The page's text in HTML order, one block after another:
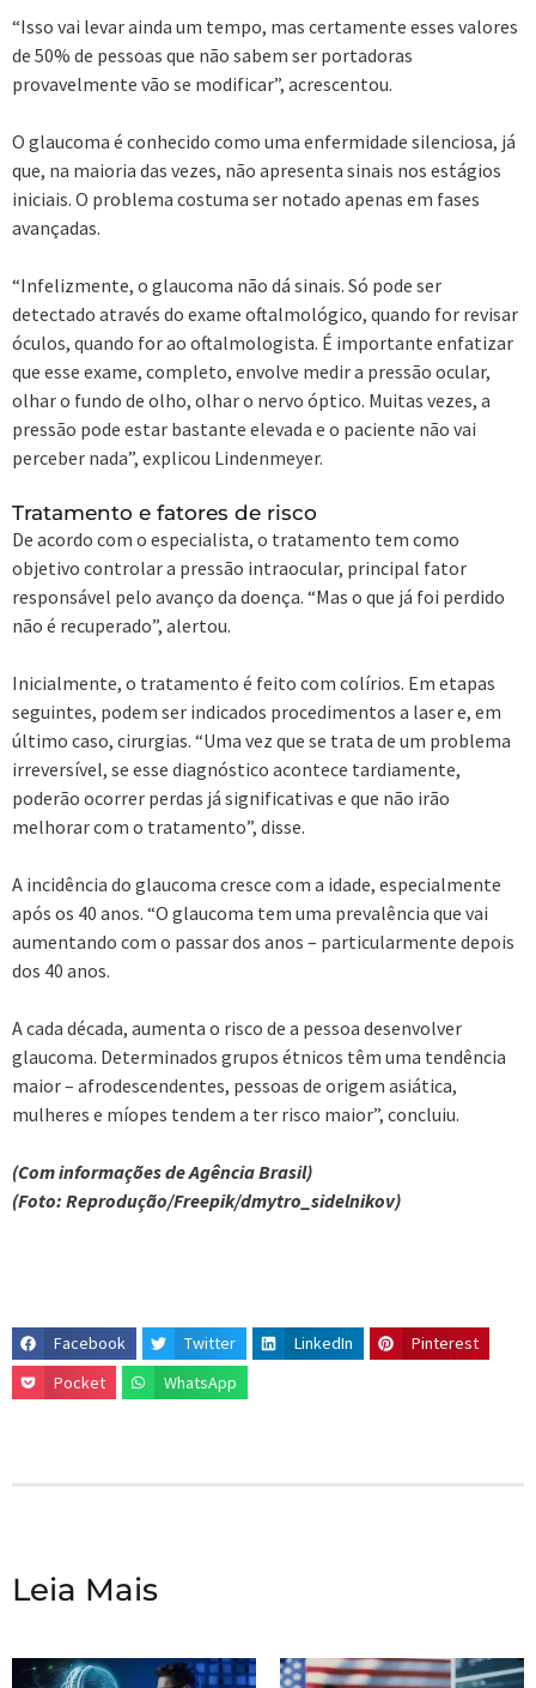
“Isso vai levar ainda um tempo, mas certamente esses valores
de 50% de pessoas que não sabem ser portadoras
provavelmente vão se modificar”, acrescentou.
O glaucoma é conhecido como uma enfermidade silenciosa, já
que, na maioria das vezes, não apresenta sinais nos estágios
iniciais. O problema costuma ser notado apenas em fases
avançadas.
“Infelizmente, o glaucoma não dá sinais. Só pode ser
detectado através do exame oftalmológico, quando for revisar
óculos, quando for ao oftalmologista. É importante enfatizar
que esse exame, completo, envolve medir a pressão ocular,
olhar o fundo de olho, olhar o nervo óptico. Muitas vezes, a
pressão pode estar bastante elevada e o paciente não vai
perceber nada”, explicou Lindenmeyer.
Tratamento e fatores de risco
De acordo com o especialista, o tratamento tem como
objetivo controlar a pressão intraocular, principal fator
responsável pelo avanço da doença. “Mas o que já foi perdido
não é recuperado”, alertou.
Inicialmente, o tratamento é feito com colírios. Em etapas
seguintes, podem ser indicados procedimentos a laser e, em
último caso, cirurgias. “Uma vez que se trata de um problema
irreversível, se esse diagnóstico acontece tardiamente,
poderão ocorrer perdas já significativas e que não irão
melhorar com o tratamento”, disse.
A incidência do glaucoma cresce com a idade, especialmente
após os 40 anos. “O glaucoma tem uma prevalência que vai
aumentando com o passar dos anos – particularmente depois
dos 40 anos.
A cada década, aumenta o risco de a pessoa desenvolver
glaucoma. Determinados grupos étnicos têm uma tendência
maior – afrodescendentes, pessoas de origem asiática,
mulheres e míopes tendem a ter risco maior”, concluiu.
(Com informações de Agência Brasil)
(Foto: Reprodução/Freepik/dmytro_sidelnikov)
Facebook Twitter LinkedIn
Pinterest
Pocket
WhatsApp
Leia Mais